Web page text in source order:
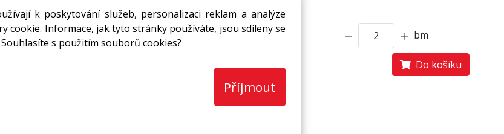
k poskytování služeb, personalizaci reklam a analýze
cookie. Informace, jak tyto stránky používáte, jsou sdíleny se
s použitím souborů cookies?
Příjmout
307,34 Kčs DPH / bm do 14 dnů
bm
Do košíku